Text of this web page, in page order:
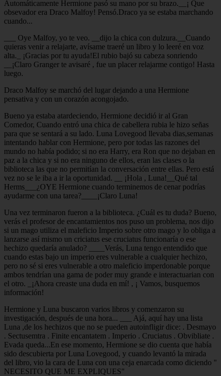
Automáticamente Hermione pasó su mano por su brazo.__¡ Que
obsevador era Draco Malfoy! Pensó.Draco ya se estaba marchando
cuando...
___ Oye Malfoy, yo te veo. __dijo la chica con dulzura.__Cuando
quieras venir a relajarte, avísame traeré un libro y lo leeré en voz
alta._ ¡Gracias por tu ayuda!El rubio bajó su cabeza sonriendo
__¡Claro Granger te avisaré , fue un placer relajarme contigo! Hasta
luego.
Draco Malfoy se marchó del lugar dejando a una Hermione
pensativa y con un corazón acongojado.
Bueno ya estaba atardeciendo, Hermione decidió ir al Gran
Comedor, Cuando entró una chica de cabellera rubia le hizo señas
para que se sentará a su lado. Luna Lovegood llevaba dias,semanas
intentando hablar con Hermione, pero por todas las razones del
mundo no había podido; si no era Harry, era Ron que no dejaban en
paz a la chica y si no era ninguno de ellos, eran las clases o la
biblioteca las que no permitían la conversación entre ellas. Pero está
vez no se le iba a ir la oportunidad. __ ¡Hola , Luna!__Qué tal
Herms___¿OYE Hermione cuando terminemos de cenar podrías
ayudarme con una tarea?____¡Claro Luna!
Una vez terminaron fueron a la biblioteca. ¿Cuál es tu duda? Bueno,
verás el profesor de encantamientos nos puso un problema, nos dijo
si un mago utiliza el maleficio Imperio sobre otro mago y lo obliga a
lanzarse así mismo un criciatus ese cruciatus funcionaría o ese
hechizo quedaría anulado? ____Verás, Luna tengo entendido que
cuando estas bajo un imperio eres vulnerable a cualquier hechizo,
pero no sé si eres vulnerable a otro maleficio imperdonable porque
ambos tendrían una gama de poder muy grande e interactuarian con
el otro. _¡Ahora creaste una duda en mí! , ¡ Vamos, busquemos
información!
Hermione y Luna buscaron varios libros y comenzaron su
investigación, después de una hora... ___ Ajá, aquí hay una lista
Luna ,de los hechizos que no se pueden autoinfligir dice: . Desmayo
. Sectusemtra . Finite encantatem . Imperio . Cruciatus . Obvibliate .
Evada queda...En ese momento, Hermione se dio cuenta que había
sido descubierta por Luna Lovegood, y cuando levantó la mirada
del libro, vio la cara de Luna con una ceja enarcada como diciendo "
NECESITO QUE ME EXPLIQUES"